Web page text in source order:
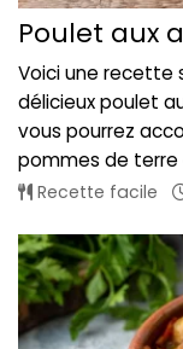
Poulet aux
Voici une recette
délicieux poulet
vous pourrez
pommes de terre
Recette facile